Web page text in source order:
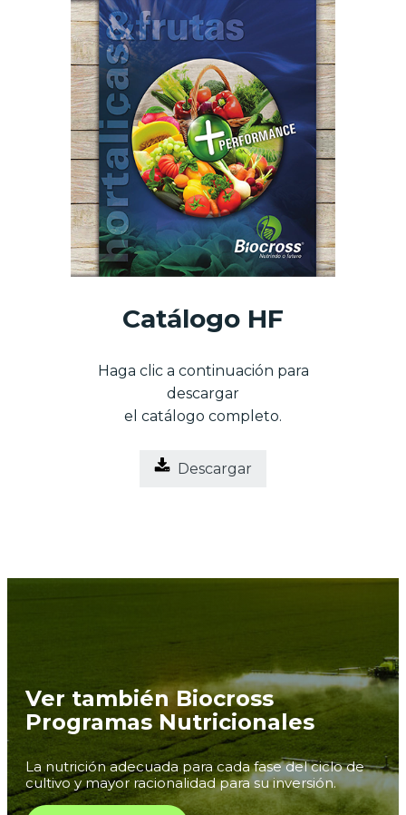
Catálogo HF
Haga clic a continuación para
descargar
el catálogo completo.
Descargar
Ver también Biocross
Programas Nutricionales
La nutrición adecuada para cada fase del ciclo de
cultivo y mayor racionalidad para su inversión.